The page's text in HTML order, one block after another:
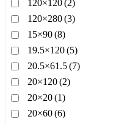
120×120(2)
120×280(3)
15×90(8)
19.5×120(5)
20.5×61.5(7)
20×120(2)
20×20(1)
20×60(6)